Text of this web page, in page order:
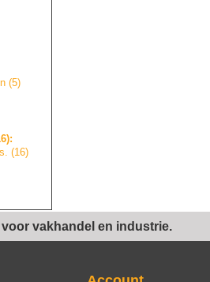
n (5)
(16)
vakhandel en industrie.